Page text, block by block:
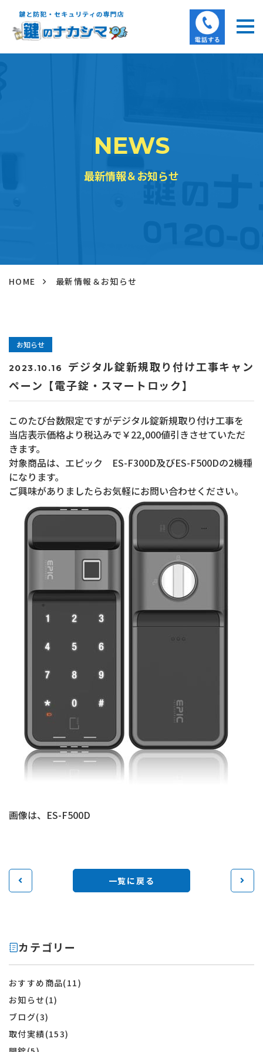
NEWS
最新情報＆お知らせ
HOME 最新情報＆お知らせ
お知らせ
2023.10.16
デジタル錠新規取り付け工事キャン
ペーン【電子錠・スマートロック】
このたび台数限定ですがデジタル錠新規取り付け工事を
当店表示価格より税込みで￥22,000値引きさせていただ
きます。
対象商品は、エピック ES-F300D及びES-F500Dの2機種
になります。
ご興味がありましたらお気軽にお問い合わせください。
画像は、ES-F500D
カテゴリー
おすすめ商品(11)
お知らせ(1)
ブログ(3)
取付実績(153)
一覧に戻る